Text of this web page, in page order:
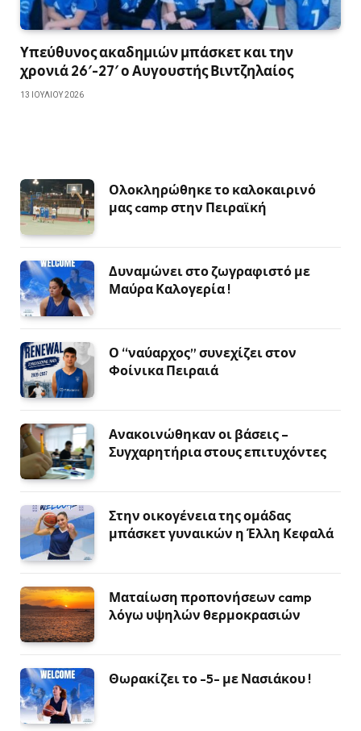
Υπεύθυνος ακαδημιών μπάσκετ και την
χρονιά 26′-27′ ο Αυγουστής Βιντζηλαίος
13 ΙΟΥΛΊΟΥ 2026
Ολοκληρώθηκε το καλοκαιρινό
μας camp στην Πειραϊκή
Δυναμώνει στο ζωγραφιστό με
Μαύρα Καλογερία !
Ο “ναύαρχος” συνεχίζει στον
Φοίνικα Πειραιά
Ανακοινώθηκαν οι βάσεις –
Συγχαρητήρια στους επιτυχόντες
Στην οικογένεια της ομάδας
μπάσκετ γυναικών η Έλλη Κεφαλά
Ματαίωση προπονήσεων camp
λόγω υψηλών θερμοκρασιών
Θωρακίζει το -5- με Νασιάκου !